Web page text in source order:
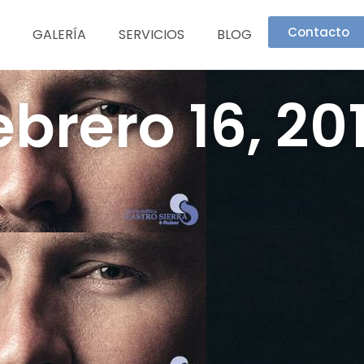
GALERÍA SERVICIOS BLOG Contacto
16,